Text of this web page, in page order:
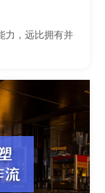
力，远比拥有并